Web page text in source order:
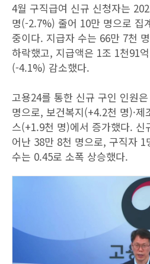
4월 구직급여 신규 신청자는
명(-2.7%) 줄어 10만 명으로 집
중이다. 지급자 수는 66만 7천
하락했고, 지급액은 1조 1천91
(-4.1%) 감소했다.
고용24를 통한 신규 구인 인원
명으로, 보건복지(+4.2천 명)·제
스(+1.9천 명)에서 증가했다. 신
어난 38만 8천 명으로, 구직자
수는 0.45로 소폭 상승했다.